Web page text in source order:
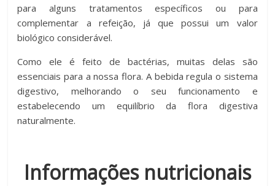
para alguns tratamentos específicos ou para
complementar a refeição, já que possui um valor
biológico considerável.
Como ele é feito de bactérias, muitas delas são
essenciais para a nossa flora. A bebida regula o sistema
digestivo, melhorando o seu funcionamento e
estabelecendo um equilíbrio da flora digestiva
naturalmente.
Informações nutricionais